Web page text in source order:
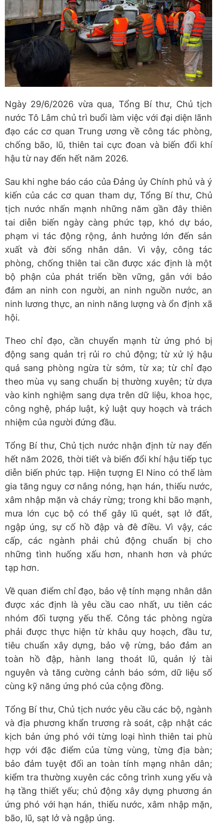
Ngày 29/6/2026 vừa qua, Tổng Bí thư, Chủ tịch
nước Tô Lâm chủ trì buổi làm việc với đại diện lãnh
đạo các cơ quan Trung ương về công tác phòng,
chống bão, lũ, thiên tai cực đoan và biến đổi khí
hậu từ nay đến hết năm 2026.
Sau khi nghe báo cáo của Đảng ủy Chính phủ và ý
kiến của các cơ quan tham dự, Tổng Bí thư, Chủ
tịch nước nhấn mạnh những năm gần đây thiên
tai diễn biến ngày càng phức tạp, khó dự báo,
phạm vi tác động rộng, ảnh hưởng lớn đến sản
xuất và đời sống nhân dân. Vì vậy, công tác
phòng, chống thiên tai cần được xác định là một
bộ phận của phát triển bền vững, gắn với bảo
đảm an ninh con người, an ninh nguồn nước, an
ninh lương thực, an ninh năng lượng và ổn định xã
hội.
Theo chỉ đạo, cần chuyển mạnh từ ứng phó bị
động sang quản trị rủi ro chủ động; từ xử lý hậu
quả sang phòng ngừa từ sớm, từ xa; từ chỉ đạo
theo mùa vụ sang chuẩn bị thường xuyên; từ dựa
vào kinh nghiệm sang dựa trên dữ liệu, khoa học,
công nghệ, pháp luật, kỷ luật quy hoạch và trách
nhiệm của người đứng đầu.
Tổng Bí thư, Chủ tịch nước nhận định từ nay đến
hết năm 2026, thời tiết và biến đổi khí hậu tiếp tục
diễn biến phức tạp. Hiện tượng El Nino có thể làm
gia tăng nguy cơ nắng nóng, hạn hán, thiếu nước,
xâm nhập mặn và cháy rừng; trong khi bão mạnh,
mưa lớn cục bộ có thể gây lũ quét, sạt lở đất,
ngập úng, sự cố hồ đập và đê điều. Vì vậy, các
cấp, các ngành phải chủ động chuẩn bị cho
những tình huống xấu hơn, nhanh hơn và phức
tạp hơn.
Về quan điểm chỉ đạo, bảo vệ tính mạng nhân dân
được xác định là yêu cầu cao nhất, ưu tiên các
nhóm đối tượng yếu thế. Công tác phòng ngừa
phải được thực hiện từ khâu quy hoạch, đầu tư,
tiêu chuẩn xây dựng, bảo vệ rừng, bảo đảm an
toàn hồ đập, hành lang thoát lũ, quản lý tài
nguyên và tăng cường cảnh báo sớm, dữ liệu số
cùng kỹ năng ứng phó của cộng đồng.
Tổng Bí thư, Chủ tịch nước yêu cầu các bộ, ngành
và địa phương khẩn trương rà soát, cập nhật các
kịch bản ứng phó với từng loại hình thiên tai phù
hợp với đặc điểm của từng vùng, từng địa bàn;
bảo đảm tuyệt đối an toàn tính mạng nhân dân;
kiểm tra thường xuyên các công trình xung yếu và
hạ tầng thiết yếu; chủ động xây dựng phương án
ứng phó với hạn hán, thiếu nước, xâm nhập mặn,
bão, lũ, sạt lở và ngập úng.